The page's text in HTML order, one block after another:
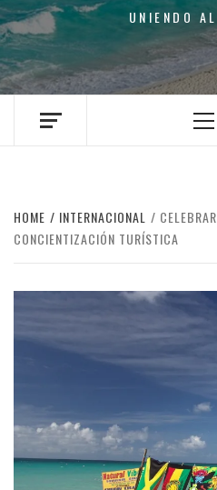
UNIENDO
HOME INTERNACIONAL
CONCIENTIZACIÓN TURÍSTICA